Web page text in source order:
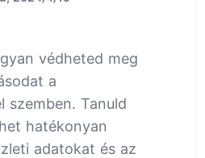
védheted meg
a
szemben. Tanuld
hatékonyan
adatokat és az